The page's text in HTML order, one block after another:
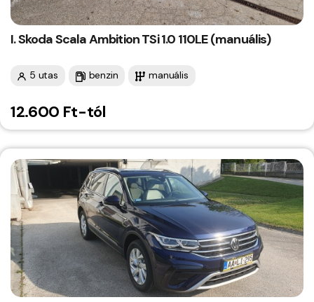
I. Skoda Scala Ambition TSi 1.0 110LE (manuális)
5 utas benzin manuális
12.600 Ft-tól